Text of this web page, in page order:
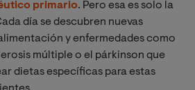
primario. Pero esa es solo la
día se descubren nuevas
y enfermedades como
múltiple o el párkinson que
dietas específicas para estas